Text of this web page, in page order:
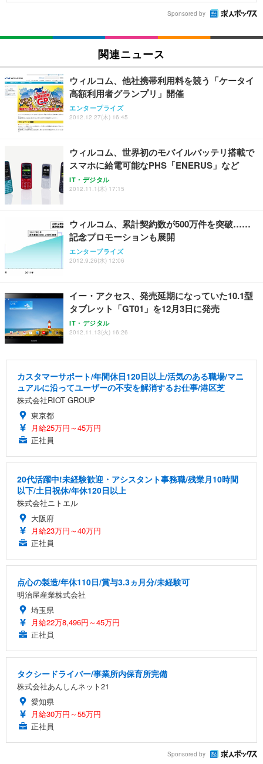
Sponsored by
関連ニュース
ウィルコム、他社携帯利用料を競う「ケータイ
高額利用者グランプリ」開催
エンタープライズ
2012.12.27(木) 16:45
ウィルコム、世界初のモバイルバッテリ搭載で
スマホに給電可能なPHS「ENERUS」など
IT・デジタル
2012.11.1(木) 17:15
ウィルコム、累計契約数が500万件を突破……
記念プロモーションも展開
エンタープライズ
2012.9.26(水) 12:06
イー・アクセス、発売延期になっていた10.1型
タブレット「GT01」を12月3日に発売
IT・デジタル
2012.11.13(火) 16:26
カスタマーサポート/年間休日120日以上/活気のある職場/マニ
ュアルに沿ってユーザーの不安を解消するお仕事/港区芝
株式会社RIOT GROUP
東京都
月給25万円～45万円
正社員
20代活躍中!未経験歓迎・アシスタント事務職/残業月10時間
以下/土日祝休/年休120日以上
株式会社ニトエル
大阪府
月給23万円～40万円
正社員
点心の製造/年休110日/賞与3.3ヵ月分/未経験可
明治屋産業株式会社
埼玉県
月給22万8,496円～45万円
正社員
タクシードライバー/事業所内保育所完備
株式会社あんしんネット21
愛知県
月給30万円～55万円
正社員
Sponsored by